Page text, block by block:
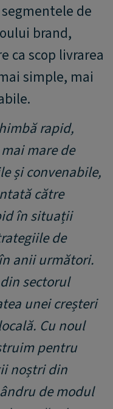
de
brand,
ca scop livrarea
simple, mai
rapid,
mare de
și convenabile,
către
în situații
de
anii următori.
sectorul
unei creșteri
Cu noul
pentru
noștri din
de modul